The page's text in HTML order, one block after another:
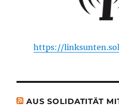
https://
AUS SOLIDATITÄT